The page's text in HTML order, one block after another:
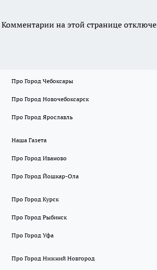
Комментарии на этой странице
Про Город Чебоксары
Про Город Новочебоксарск
Про Город Ярославль
Наша Газета
Про Город Иваново
Про Город Йошкар-Ола
Про Город Курск
Про Город Рыбинск
Про Город Уфа
Про Город Нижний Новгород